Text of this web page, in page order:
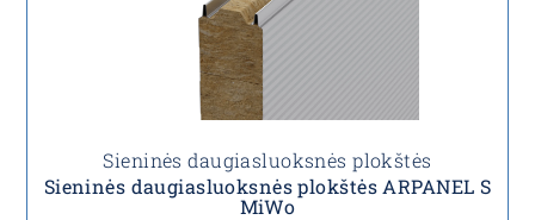
Sieninės daugiasluoksnės plokštės
Sieninės daugiasluoksnės plokštės ARPANEL S
MiWo